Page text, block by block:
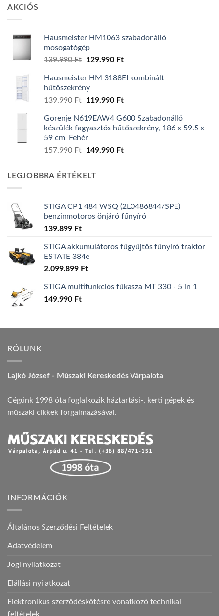
AKCIÓS
Hausmeister HM1063 szabadonálló
mosogatógép
139.990Ft
Original
was:
139.990 Ft.
129.990 FtCurrent
is:
Hausmeister HM 3188EI kombinált
hűtőszekrény
139.990Ft
Original
was:
139.990 Ft.
119.990 FtCurrent
is:
119.990 Ft.
Gorenje N619EAW4 G600 Szabadonálló
készülék fagyasztós hűtőszekrény, 186 x 59.5 x
59 cm, Fehér
157.990Ft
Original
157.990 Ft.
149.990 FtCurrent
LEGJOBBRA ÉRTÉKELT
STIGA CP1 484 WSQ (2L0486844/SPE)
benzinmotoros önjáró fűnyíró
139.899 Ft
STIGA akkumulátoros fűgyűjtős fűnyíró traktor
ESTATE 384e
2.099.899 Ft
STIGA multifunkciós fűkasza MT 330 - 5 in 1
149.990 Ft
RÓLUNK
Lajkó József - Műszaki Kereskedés Várpalota
Cégünk 1998 óta foglalkozik háztartási-, kerti gépek és
műszaki cikkek forgalmazásával.
INFORMÁCIÓK
Általános Szerződési Feltételek
Adatvédelem
Jogi nyilatkozat
Elállási nyilatkozat
Elektronikus szerződéskötésre vonatkozó technikai
feltételek